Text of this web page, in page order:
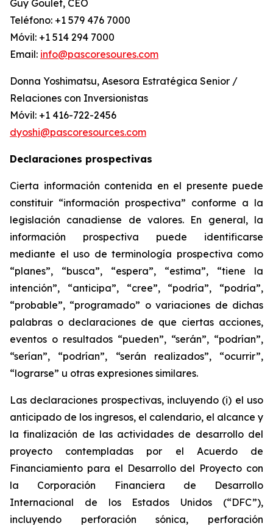
Guy Goulet, CEO
Teléfono: +1 579 476 7000
Móvil: +1 514 294 7000
Email: info@pascoresoures.com
Donna Yoshimatsu, Asesora Estratégica Senior /
Relaciones con Inversionistas
Móvil: +1 416-722-2456
dyoshi@pascoresources.com
Declaraciones prospectivas
Cierta información contenida en el presente puede
constituir “información prospectiva” conforme a la
legislación canadiense de valores. En general, la
información prospectiva puede identificarse
mediante el uso de terminología prospectiva como
“planes”, “busca”, “espera”, “estima”, “tiene la
intención”, “anticipa”, “cree”, “podría”, “podría”,
“probable”, “programado” o variaciones de dichas
palabras o declaraciones de que ciertas acciones,
eventos o resultados “pueden”, “serán”, “podrían”,
“serían”, “podrían”, “serán realizados”, “ocurrir”,
“lograrse” u otras expresiones similares.
Las declaraciones prospectivas, incluyendo (i) el uso
anticipado de los ingresos, el calendario, el alcance y
la finalización de las actividades de desarrollo del
proyecto contempladas por el Acuerdo de
Financiamiento para el Desarrollo del Proyecto con
la Corporación Financiera de Desarrollo
Internacional de los Estados Unidos (“DFC”),
incluyendo perforación sónica, perforación